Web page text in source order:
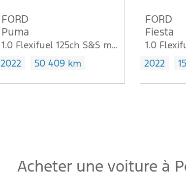
FORD
Puma
1.0 Flexifuel 125ch S&S mHEV E85 Titanium Design 3
2022
50 409 km
FORD
Fiesta
2022
Acheter une voiture à